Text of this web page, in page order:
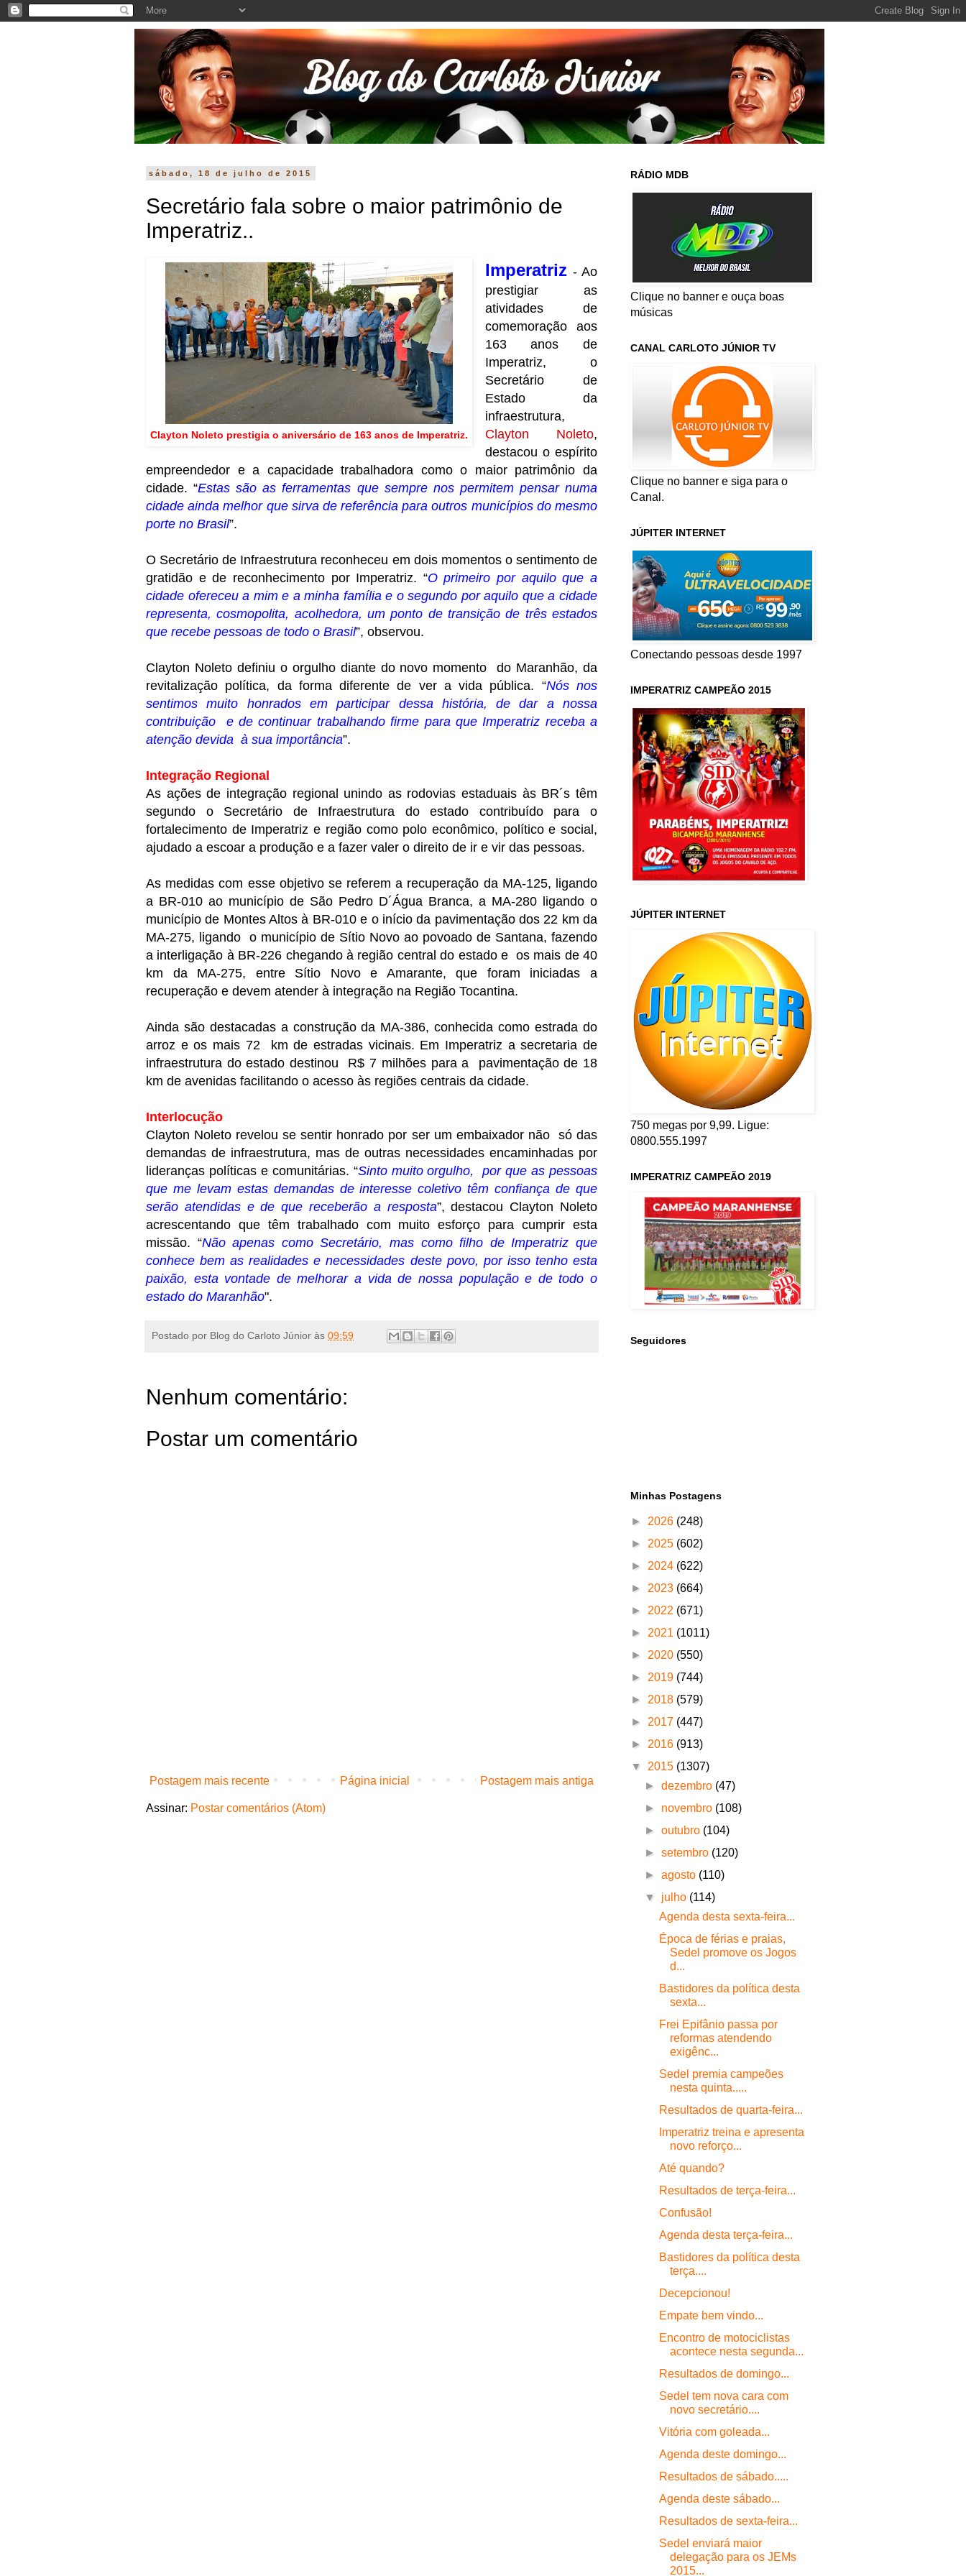
sábado, 18 de julho de 2015
Secretário fala sobre o maior patrimônio de
Imperatriz..
Clayton Noleto prestigia o aniversário de 163 anos de Imperatriz.
Imperatriz- Ao
prestigiar as
atividades de
comemoração aos
163 anos de
Imperatriz, o
Secretário de
Estado da
infraestrutura,
Clayton Noleto,
destacou o espírito
empreendedor e a capacidade trabalhadora como o maior patrimônio da
cidade. “Estas são as ferramentas que sempre nos permitem pensar numa
cidade ainda melhor que sirva de referência para outros municípios do mesmo
porte no Brasil”.
O Secretário de Infraestrutura reconheceu em dois momentos o sentimento de
gratidão e de reconhecimento por Imperatriz. “O primeiro por aquilo que a
cidade ofereceu a mim e a minha família e o segundo por aquilo que a cidade
representa, cosmopolita, acolhedora, um ponto de transição de três estados
que recebe pessoas de todo o Brasil”, observou.
Clayton Noleto definiu o orgulho diante do novo momento do Maranhão, da
revitalização política, da forma diferente de ver a vida pública. “Nós nos
sentimos muito honrados em participar dessa história, de dar a nossa
contribuição e de continuar trabalhando firme para que Imperatriz receba a
atenção devida à sua importância”.
Integração Regional
As ações de integração regional unindo as rodovias estaduais às BR´s têm
segundo o Secretário de Infraestrutura do estado contribuído para o
fortalecimento de Imperatriz e região como polo econômico, político e social,
ajudado a escoar a produção e a fazer valer o direito de ir e vir das pessoas.
As medidas com esse objetivo se referem a recuperação da MA-125, ligando
a BR-010 ao município de São Pedro D´Água Branca, a MA-280 ligando o
município de Montes Altos à BR-010 e o início da pavimentação dos 22 km da
MA-275, ligando o município de Sítio Novo ao povoado de Santana, fazendo
a interligação à BR-226 chegando à região central do estado e os mais de 40
km da MA-275, entre Sítio Novo e Amarante, que foram iniciadas a
recuperação e devem atender à integração na Região Tocantina.
Ainda são destacadas a construção da MA-386, conhecida como estrada do
arroz e os mais 72 km de estradas vicinais. Em Imperatriz a secretaria de
infraestrutura do estado destinou R$ 7 milhões para a pavimentação de 18
km de avenidas facilitando o acesso às regiões centrais da cidade.
Interlocução
Clayton Noleto revelou se sentir honrado por ser um embaixador não só das
demandas de infraestrutura, mas de outras necessidades encaminhadas por
lideranças políticas e comunitárias. “Sinto muito orgulho, por que as pessoas
que me levam estas demandas de interesse coletivo têm confiança de que
serão atendidas e de que receberão a resposta”, destacou Clayton Noleto
acrescentando que têm trabalhado com muito esforço para cumprir esta
missão. “Não apenas como Secretário, mas como filho de Imperatriz que
conhece bem as realidades e necessidades deste povo, por isso tenho esta
paixão, esta vontade de melhorar a vida de nossa população e de todo o
estado do Maranhão".
Postado por Blog do Carloto Júnior às 09:59
Nenhum comentário:
Postar um comentário
Postagem mais recente Postagem mais antiga
Página inicial
Assinar: Postar comentários (Atom)
RÁDIO MDB
Clique no banner e ouça boas
músicas
CANAL CARLOTO JÚNIOR TV
Clique no banner e siga para o
Canal.
JÚPITER INTERNET
Conectando pessoas desde 1997
IMPERATRIZ CAMPEÃO 2015
JÚPITER INTERNET
750 megas por 9,99. Ligue:
0800.555.1997
IMPERATRIZ CAMPEÃO 2019
Seguidores
Minhas Postagens
► 2026 (248)
► 2025 (602)
► 2024 (622)
► 2023 (664)
► 2022 (671)
► 2021 (1011)
► 2020 (550)
► 2019 (744)
► 2018 (579)
► 2017 (447)
► 2016 (913)
▼ 2015 (1307)
►dezembro (47)
► novembro (108)
►outubro (104)
►setembro (120)
►agosto (110)
▼ julho (114)
Agenda desta sexta-feira...
Época de férias e praias,
Sedel promove os Jogos
d...
Bastidores da política desta
sexta...
Frei Epifânio passa por
reformas atendendo
exigênc...
Sedel premia campeões
nesta quinta.....
Resultados de quarta-feira...
Imperatriz treina e apresenta
novo reforço...
Até quando?
Resultados de terça-feira...
Confusão!
Agenda desta terça-feira...
Bastidores da política desta
terça....
Decepcionou!
Empate bem vindo...
Encontro de motociclistas
acontece nesta segunda...
Resultados de domingo...
Sedel tem nova cara com
novo secretário....
Vitória com goleada...
Agenda deste domingo...
Resultados de sábado.....
Agenda deste sábado...
Resultados de sexta-feira...
Sedel enviará maior
delegação para os JEMs
2015...